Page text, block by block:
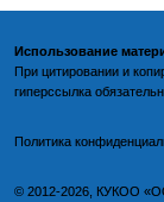
Использование
При цитировании и
гиперссылка
Политика
©️ 2012-2026, КУКОО